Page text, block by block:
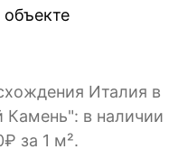
Италия в
Камень": в наличии
за 1 м².